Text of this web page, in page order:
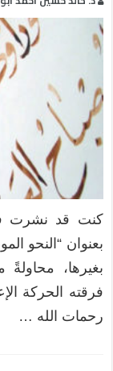
بعنوان “النحو
بغيرها،
فرقته الحركة
رحمات الله …